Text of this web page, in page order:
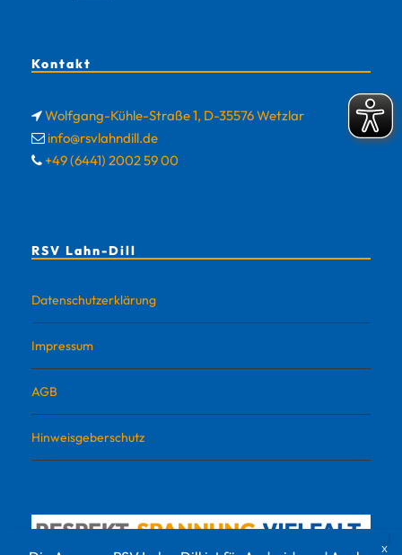
Kontakt
Wolfgang-Kühle-Straße 1, D-35576 Wetzlar
info@rsvlahndill.de
+49 (6441) 2002 59 00
RSV Lahn-Dill
Datenschutzerklärung
Impressum
AGB
Hinweisgeberschutz